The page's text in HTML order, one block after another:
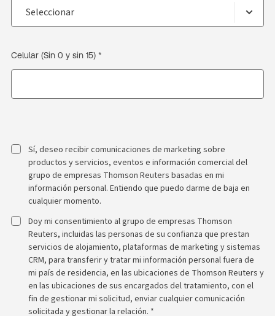
Celular (Sin 0 y sin 15) *
Sí, deseo recibir comunicaciones de marketing sobre
productos y servicios, eventos e información comercial del
grupo de empresas Thomson Reuters basadas en mi
información personal. Entiendo que puedo darme de baja en
cualquier momento.
Doy mi consentimiento al grupo de empresas Thomson
Reuters, incluidas las personas de su confianza que prestan
servicios de alojamiento, plataformas de marketing y sistemas
CRM, para transferir y tratar mi información personal fuera de
mi país de residencia, en las ubicaciones de Thomson Reuters y
en las ubicaciones de sus encargados del tratamiento, con el
fin de gestionar mi solicitud, enviar cualquier comunicación
solicitada y gestionar la relación. *